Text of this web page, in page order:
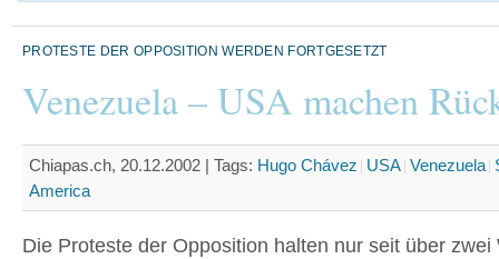
PROTESTE DER OPPOSITION WERDEN FORTGESETZT
Venezuela – USA machen
Chiapas.ch, 20.12.2002 | Tags: Hugo Chávez USA Venezuela
America
Die Proteste der Opposition halten nur seit über zwei